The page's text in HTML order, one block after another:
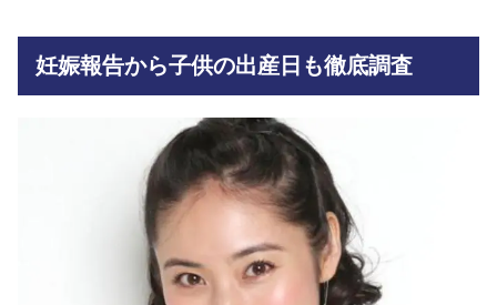
妊娠報告から子供の出産日も徹底調査